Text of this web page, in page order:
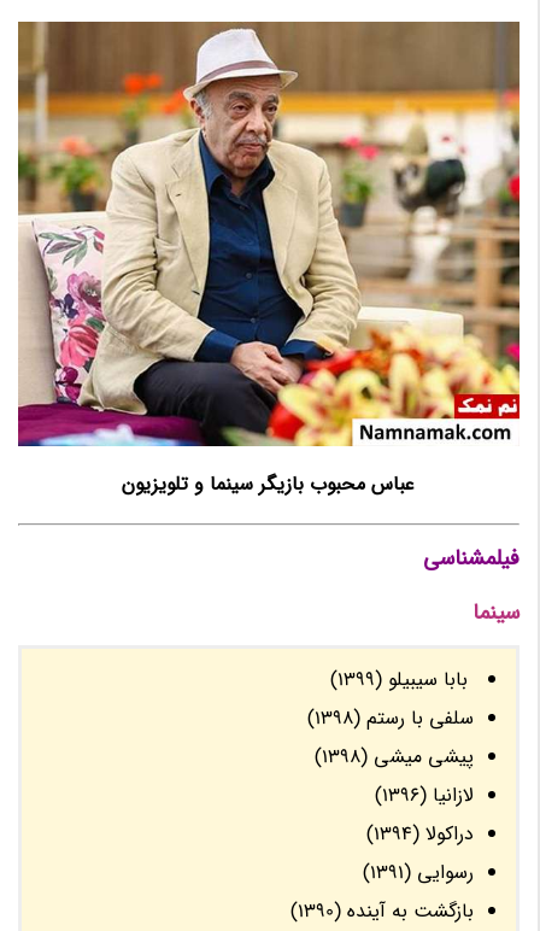
عباس محبوب بازیگر سینما و تلویزیون
فیلمشناسی
سینما
بابا سیبیلو (1399)
سلفی با رستم (1398)
پیشی میشی (1398)
لازانیا (1396)
دراکولا (1394)
رسوایی (1391)
بازگشت به آینده (1390)